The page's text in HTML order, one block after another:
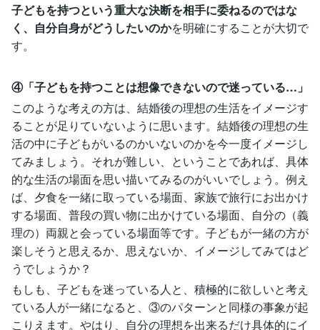
子どもを持つという重大な決断を相手に委ねるのではな
く、自分自身がどうしたいのかを明確にすることが大切で
す。
④「子どもを持つことは想像できないので迷っている…」
このような考えの方は、結婚後の理想の生活をイメージす
ることが足りていないように思います。結婚後の理想の生
活の中に子どもがいるのかいないのかを今一度イメージし
てみましょう。それが難しい、ということであれば、具体
的な生活の場面を思い描いてみるのがいいでしょう。例え
ば、夕食を一緒に取っている場面、家族で旅行にお出かけ
する場面、普段の買い物に出かけている場面、自分の（義
理の）両親と会っている場面等です。子どもが一緒の方が
楽しそうと思えるか、思えないか、イメージしてみてはど
うでしょうか？
もしも、子どもを迷っている人と、積極的に欲しいと考え
ている人が一緒になると、③のパターンと同様の事象が起
こりえます。やはり、自分の理想を出来るだけ具体的にイ